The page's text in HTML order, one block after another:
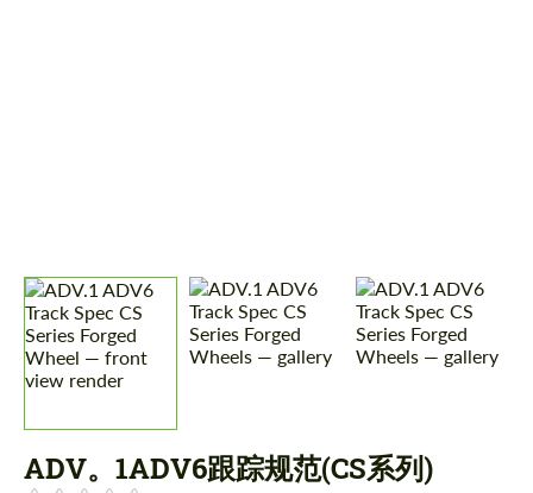
ADV。1ADV6跟踪规范(CS系列)